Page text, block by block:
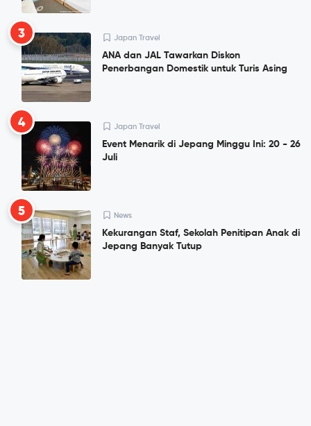
3 Japan Travel
ANA dan JAL Tawarkan Diskon
Penerbangan Domestik untuk Turis Asing
4 Japan Travel
Event Menarik di Jepang Minggu Ini: 20 - 26
Juli
5 News
Kekurangan Staf, Sekolah Penitipan Anak di
Jepang Banyak Tutup